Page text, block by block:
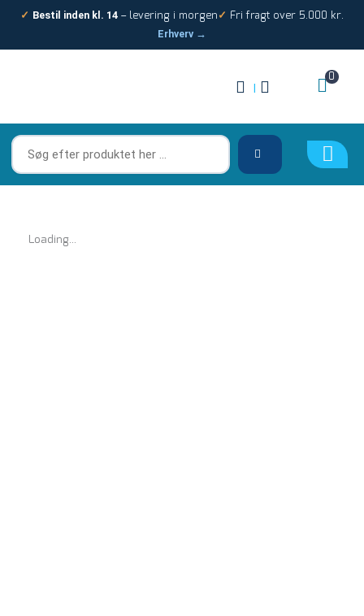
✓ Bestil inden kl. 14 – levering i morgen ✓ Fri fragt over 5.000 kr.
Erhverv →
|
0
Søg
efter
produktet
Loading...